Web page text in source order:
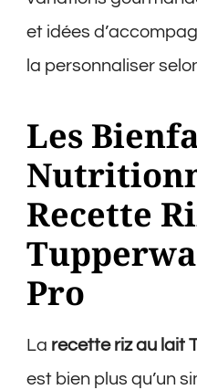
et idées
la personnaliser
Les
Recette
Pro
La recette riz au lait
est bien plus qu’un